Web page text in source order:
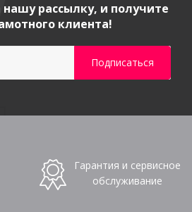
рассылку, и получите
клиента!
Гарантия и сервисное
обслуживание